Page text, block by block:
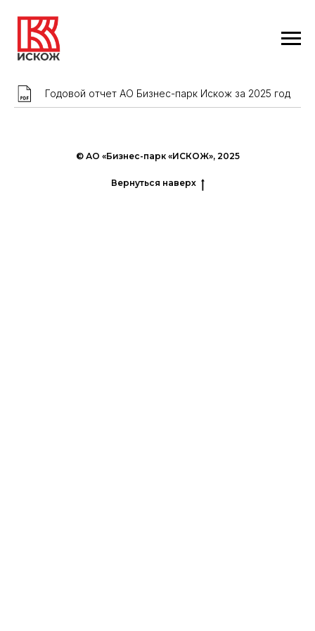
Годовой отчет АО Бизнес-парк Искож за 2025 год
© АО «Бизнес-парк «ИСКОЖ», 2025
Вернуться наверх